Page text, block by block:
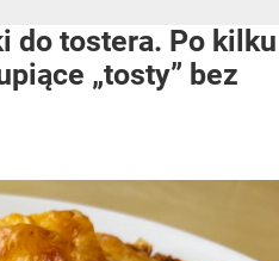
do tostera. Po kilku
„tosty” bez